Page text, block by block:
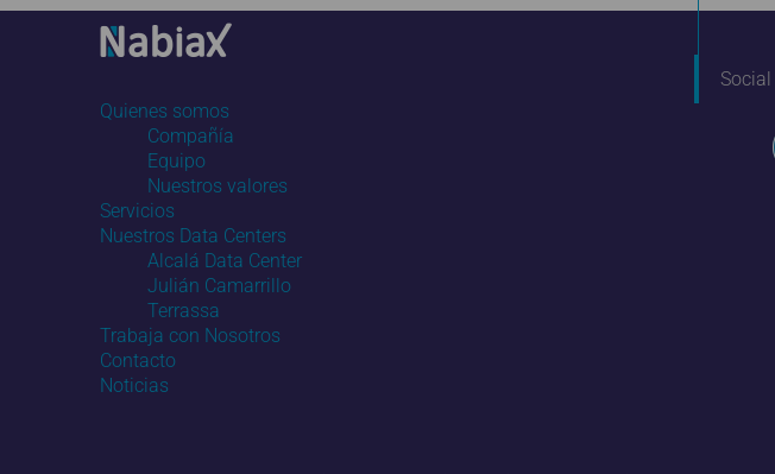
Quienes somos
Compañía
Equipo
Nuestros valores
Servicios
Nuestros Data Centers
Alcalá Data Center
Julián Camarrillo
Terrassa
Trabaja con Nosotros
Contacto
Noticias
Social